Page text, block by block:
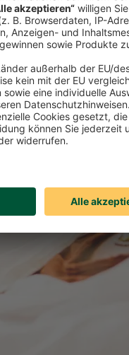
zu einem